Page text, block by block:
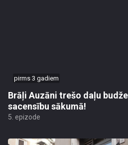
pirms 3 gadiem
Brāļi Auzāni trešo daļu
sacensību sākumā!
5. epizode